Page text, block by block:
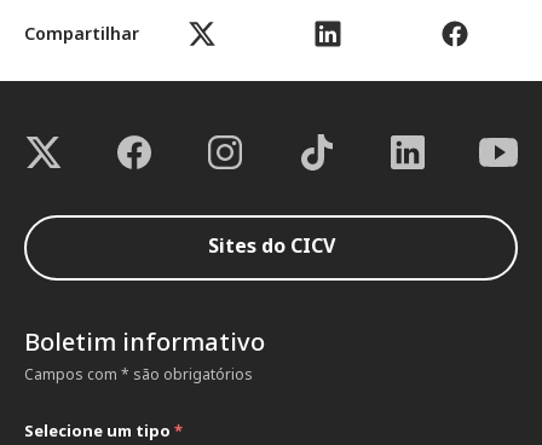
Compartilhar
Sites do CICV
Boletim informativo
Campos com * são obrigatórios
Selecione um tipo *